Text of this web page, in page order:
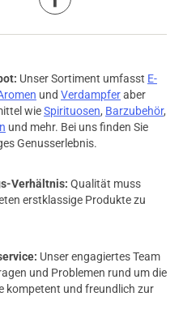
Unser Sortiment umfasst E-
und Verdampferaber
wieSpirituosen, Barzubehör,
und mehr. Bei uns finden Sie
Genusserlebnis.
Verhältnis: Qualität muss
erstklassige Produkte zu
Unser engagiertes Team
und Problemen rund um die
kompetent und freundlich zur